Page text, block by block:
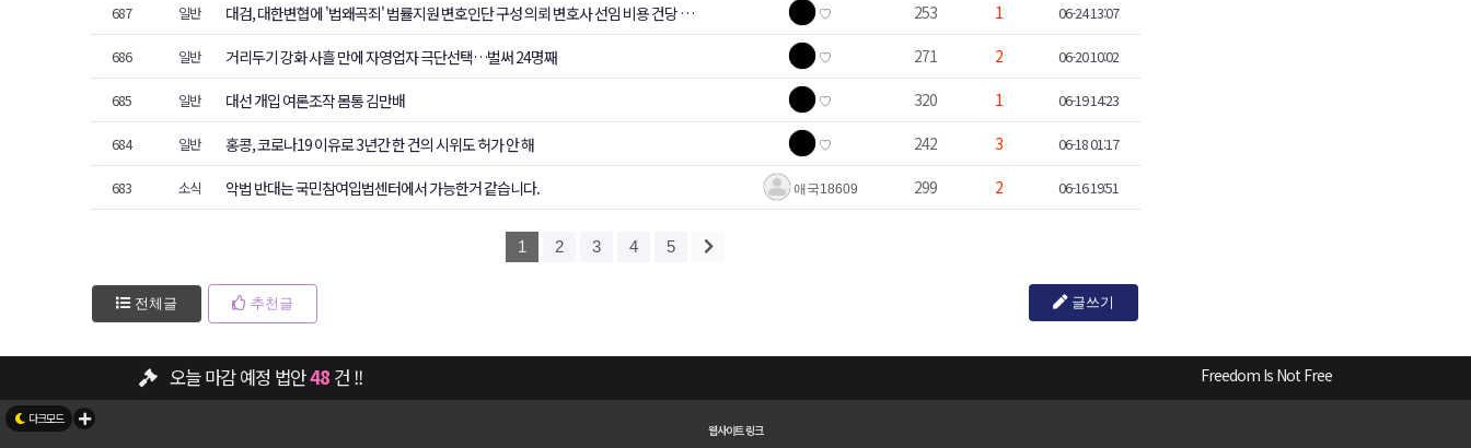
687 일반
대검, 대한변협에 '법왜곡죄' 법률지원 변호인단 구성 의뢰 변호사 선임 비용 건당 최
대 4천만원 지원 / 위철환 중앙선관위원 대한변호사협회장 등 역임
♡ 253 1 06-24 13:07
686 일반 거리두기 강화 사흘 만에 자영업자 극단선택…벌써 24명째 ♡ 271 2 06-20 10:02
685 일반 대선 개입 여론조작 몸통 김만배 ♡ 320 1 06-19 14:23
684 일반 홍콩, 코로나19 이유로 3년간 한 건의 시위도 허가 안 해 ♡ 242 3 06-18 01:17
683 소식 악법 반대는 국민참여입법센터에서 가능한거 같습니다. 애국18609 299 2 06-16 19:51
1 2 3 4 5
전체글 추천글 글쓰기
오늘 마감 예정 법안48 건 !! Freedom Is Not Free
웹사이트 링크